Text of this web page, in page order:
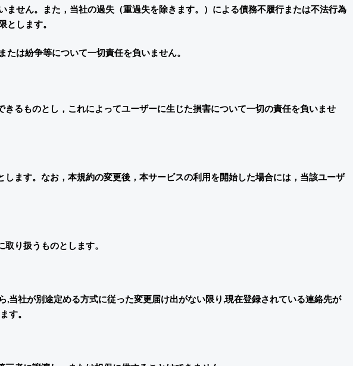
せん。また，当社の過失（重過失を除きます。）による債務不履行または不法行為
します。
は紛争等について一切責任を負いません。
るものとし，これによってユーザーに生じた損害について一切の責任を負いませ
ます。なお，本規約の変更後，本サービスの利用を開始した場合には，当該ユーザ
り扱うものとします。
社が別途定める方式に従った変更届け出がない限り,現在登録されている連絡先が
す。